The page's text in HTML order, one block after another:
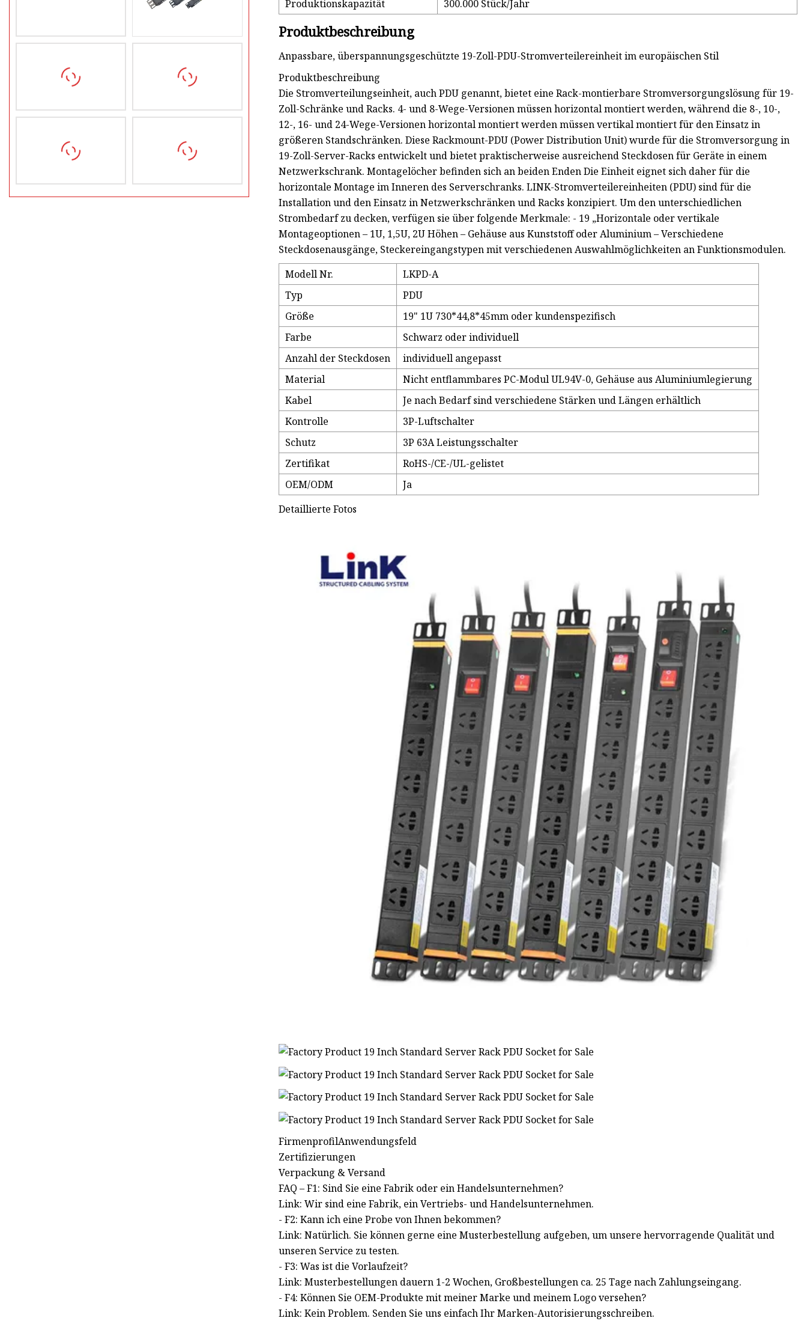
Produktionskapazität
300.000 Stück/Jahr
Produktbeschreibung
Anpassbare, überspannungsgeschützte 19-Zoll-PDU-Stromverteilereinheit im europäischen Stil
Produktbeschreibung
Die Stromverteilungseinheit, auch PDU genannt, bietet eine Rack-montierbare Stromversorgungslösung für 19-
Zoll-Schränke und Racks. 4- und 8-Wege-Versionen müssen horizontal montiert werden, während die 8-, 10-,
12-, 16- und 24-Wege-Versionen horizontal montiert werden müssen vertikal montiert für den Einsatz in
größeren Standschränken. Diese Rackmount-PDU (Power Distribution Unit) wurde für die Stromversorgung in
19-Zoll-Server-Racks entwickelt und bietet praktischerweise ausreichend Steckdosen für Geräte in einem
Netzwerkschrank. Montagelöcher befinden sich an beiden Enden Die Einheit eignet sich daher für die
horizontale Montage im Inneren des Serverschranks. LINK-Stromverteilereinheiten (PDU) sind für die
Installation und den Einsatz in Netzwerkschränken und Racks konzipiert. Um den unterschiedlichen
Strombedarf zu decken, verfügen sie über folgende Merkmale: - 19 „Horizontale oder vertikale
Montageoptionen – 1U, 1,5U, 2U Höhen – Gehäuse aus Kunststoff oder Aluminium – Verschiedene
Steckdosenausgänge, Steckereingangstypen mit verschiedenen Auswahlmöglichkeiten an Funktionsmodulen.
Modell Nr.
LKPD-A
Typ
PDU
Größe
19" 1U 730*44,8*45mm oder kundenspezifisch
Farbe
Schwarz oder individuell
Anzahl der Steckdosen
individuell angepasst
Material
Nicht entflammbares PC-Modul UL94V-0, Gehäuse aus Aluminiumlegierung
Kabel
Je nach Bedarf sind verschiedene Stärken und Längen erhältlich
Kontrolle
3P-Luftschalter
Schutz
3P 63A Leistungsschalter
Zertifikat
RoHS-/CE-/UL-gelistet
OEM/ODM
Ja
Detaillierte Fotos
FirmenprofilAnwendungsfeld
Zertifizierungen
Verpackung & Versand
FAQ – F1: Sind Sie eine Fabrik oder ein Handelsunternehmen?
Link: Wir sind eine Fabrik, ein Vertriebs- und Handelsunternehmen.
- F2: Kann ich eine Probe von Ihnen bekommen?
Link: Natürlich. Sie können gerne eine Musterbestellung aufgeben, um unsere hervorragende Qualität und
unseren Service zu testen.
- F3: Was ist die Vorlaufzeit?
Link: Musterbestellungen dauern 1-2 Wochen, Großbestellungen ca. 25 Tage nach Zahlungseingang.
- F4: Können Sie OEM-Produkte mit meiner Marke und meinem Logo versehen?
Link: Kein Problem. Senden Sie uns einfach Ihr Marken-Autorisierungsschreiben.